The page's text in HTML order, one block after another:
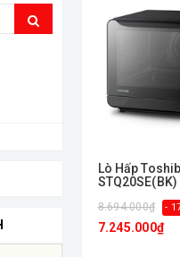
Lò Hấp
STQ20SE(BK)
8.694.000₫ -
7.245.000₫